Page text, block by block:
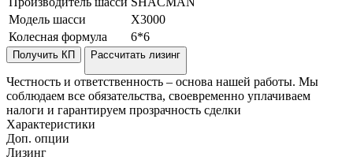
Модель шасси
X3000
Колесная формула
6*6
Получить КП Рассчитать лизинг
Честность и ответственность – основа нашей работы. Мы
соблюдаем все обязательства, своевременно уплачиваем
налоги и гарантируем прозрачность сделки
Характеристики
Доп. опции
Лизинг